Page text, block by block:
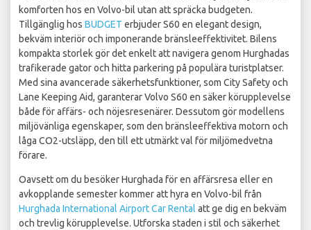
komforten hos en Volvo-bil utan att spräcka budgeten.
Tillgänglig hos BUDGET erbjuder S60 en elegant design,
bekväm interiör och imponerande bränsleeffektivitet. Bilens
kompakta storlek gör det enkelt att navigera genom Hurghadas
trafikerade gator och hitta parkering på populära turistplatser.
Med sina avancerade säkerhetsfunktioner, som City Safety och
Lane Keeping Aid, garanterar Volvo S60 en säker körupplevelse
både för affärs- och nöjesresenärer. Dessutom gör modellens
miljövänliga egenskaper, som den bränsleeffektiva motorn och
låga CO2-utsläpp, den till ett utmärkt val för miljömedvetna
förare.
Oavsett om du besöker Hurghada för en affärsresa eller en
avkopplande semester kommer att hyra en Volvo-bil från
Hurghada International Airport Car Rental att ge dig en bekväm
och trevlig körupplevelse. Utforska staden i stil och säkerhet